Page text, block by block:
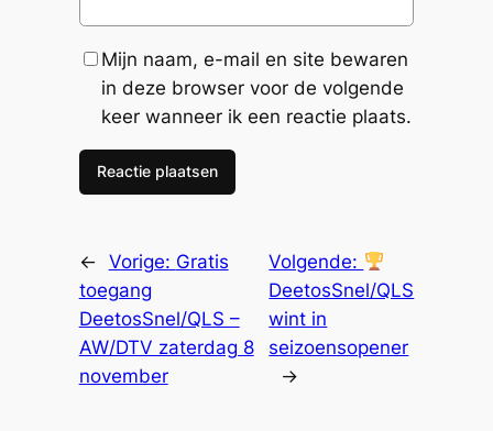
Mijn naam, e-mail en site bewaren
in deze browser voor de volgende
keer wanneer ik een reactie plaats.
← Vorige: Gratis
toegang
DeetosSnel/QLS –
AW/DTV zaterdag 8
november
Volgende:
DeetosSnel/QLS
wint in
seizoensopener
→